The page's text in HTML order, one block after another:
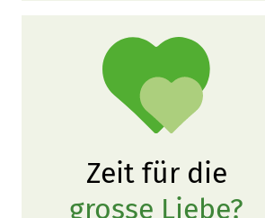
Zeit für die
grosse Liebe?